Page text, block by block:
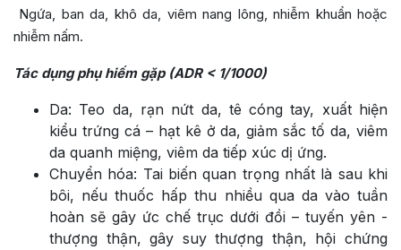
Ngứa, ban da, khô da, viêm nang lông, nhiễm khuẩn hoặc
nhiễm nấm.
Tác dụng phụ hiếm gặp (ADR < 1/1000)
Da: Teo da, rạn nứt da, tê cóng tay, xuất hiện
kiểu trứng cá – hạt kê ở da, giảm sắc tố da, viêm
da quanh miệng, viêm da tiếp xúc dị ứng.
Chuyển hóa: Tai biến quan trọng nhất là sau khi
bôi, nếu thuốc hấp thu nhiều qua da vào tuần
hoàn sẽ gây ức chế trục dưới đồi – tuyến yên -
thượng thận, gây suy thượng thận, hội chứng